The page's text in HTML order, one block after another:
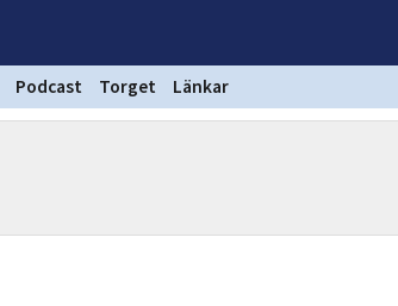
Podcast Torget Länkar